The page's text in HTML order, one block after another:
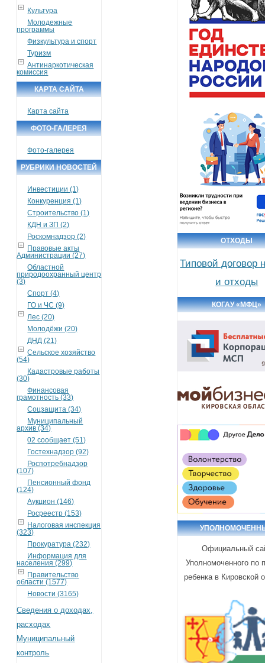
Культура
Молодежные
программы
Физкультура и спорт
Туризм
Антинаркотическая
комиссия
КАРТА САЙТА
Карта сайта
ФОТО-ГАЛЕРЕЯ
Фото-галерея
РУБРИКИ НОВОСТЕЙ
Инвестиции (1)
Конкуренция (1)
Строительство (1)
КДН и ЗП (2)
Роскомнадзор (2)
Правовые акты
Администрации (27)
Областной
природоохранный центр
(3)
Спорт (4)
ГО и ЧС (9)
Лес (20)
Молодёжи (20)
ДНД (21)
Сельское хозяйство
(54)
Кадастровые работы
(30)
Финансовая
грамотность (33)
Соцзащита (34)
Муниципальный
архив (34)
02 сообщает (51)
Гостехнадзор (92)
Роспотребнадзор
(107)
Пенсионный фонд
(124)
Аукцион (146)
Росреестр (153)
Налоговая инспекция
(323)
Прокуратура (232)
Информация для
населения (299)
Правительство
области (1577)
Новости (3165)
Сведения о доходах,
расходах
Муниципальный
контроль
ОТХОДЫ
Типовой договор
и отходы
КОГАУ «МФЦ»
Официальный
Уполномоченного по
ребенка в Кировской